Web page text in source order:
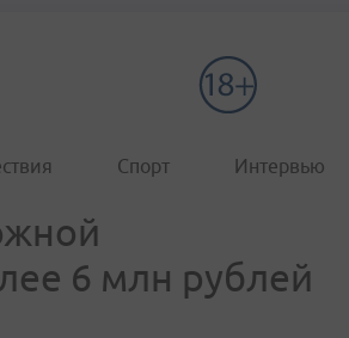
Спорт Интервью
6 млн рублей